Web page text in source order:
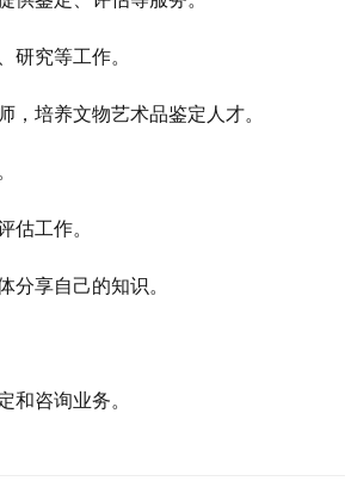
研究等工作‌。
培养文物艺术品鉴定人才‌。
估工作‌。
分享自己的知识。
和咨询业务。